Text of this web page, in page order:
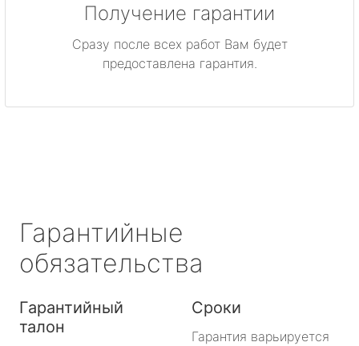
Получение гарантии
Сразу после всех работ Вам будет
предоставлена гарантия.
Гарантийные
обязательства
Гарантийный
талон
Сроки
Гарантия варьируется